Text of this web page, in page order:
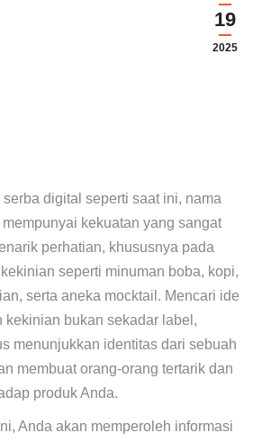
19
2025
serba digital seperti saat ini, nama
kekuatan yang sangat
perhatian, khususnya pada
seperti minuman boba, kopi,
serta aneka mocktail. Mencari ide
kekinian bukan sekadar label,
menunjukkan identitas dari sebuah
membuat orang-orang tertarik dan
produk Anda.
Anda akan memperoleh informasi